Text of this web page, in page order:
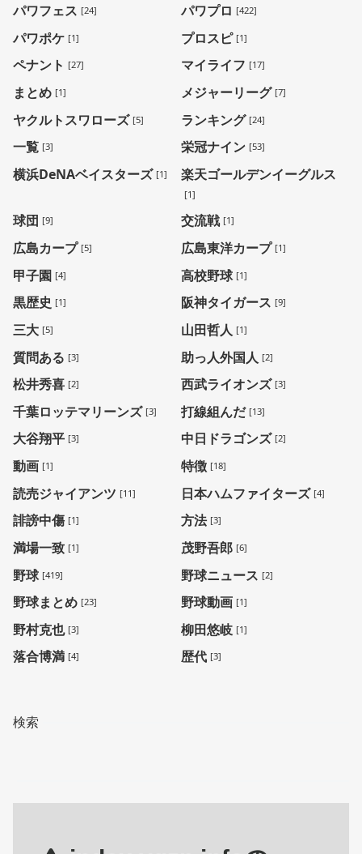
パワフェス [24] パワプロ [422]
パワポケ [1] プロスピ [1]
ペナント [27] マイライフ [17]
まとめ [1] メジャーリーグ [7]
ヤクルトスワローズ [5] ランキング [24]
一覧 [3] 栄冠ナイン [53]
横浜DeNAベイスターズ [1] 楽天ゴールデンイーグルス
[1]
球団 [9] 交流戦 [1]
広島カープ [5] 広島東洋カープ [1]
甲子園 [4] 高校野球 [1]
黒歴史 [1] 阪神タイガース [9]
三大 [5] 山田哲人 [1]
質問ある [3] 助っ人外国人 [2]
松井秀喜 [2] 西武ライオンズ [3]
千葉ロッテマリーンズ [3] 打線組んだ [13]
大谷翔平 [3] 中日ドラゴンズ [2]
動画 [1] 特徴 [18]
読売ジャイアンツ [11] 日本ハムファイターズ [4]
誹謗中傷 [1] 方法 [3]
満場一致 [1] 茂野吾郎 [6]
野球 [419] 野球ニュース [2]
野球まとめ [23] 野球動画 [1]
野村克也 [3] 柳田悠岐 [1]
落合博満 [4] 歴代 [3]
検索